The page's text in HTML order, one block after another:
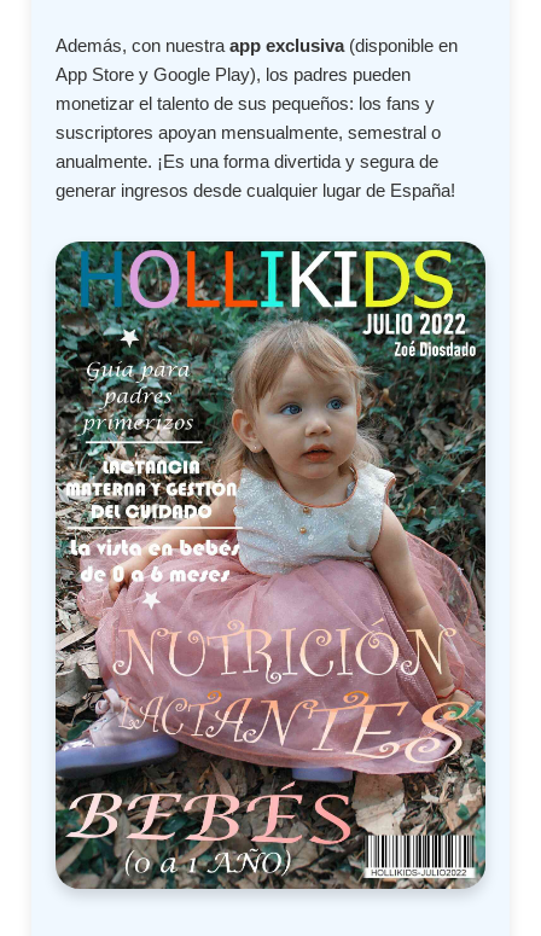
Además, con nuestraapp exclusiva(disponible en
App Store y Google Play), los padres pueden
monetizar el talento de sus pequeños: los fans y
suscriptores apoyan mensualmente, semestral o
anualmente. ¡Es una forma divertida y segura de
generar ingresos desde cualquier lugar de España!